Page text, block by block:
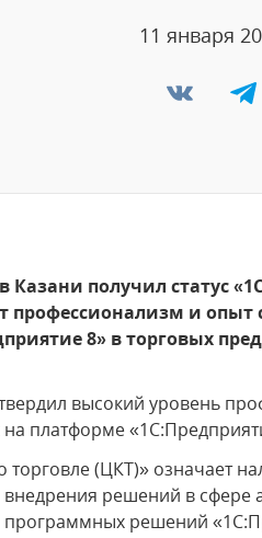
11 января
получил статус
профессионализм и
8» в торговых
высокий уровень
платформе
торговле (ЦКТ)» означает
решений в сфере
решений